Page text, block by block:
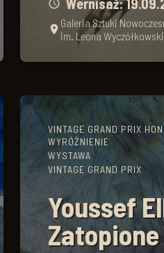
schedule Wernisaż:
place Galeria Sztuki
im. Leona
VINTAGE GRAND PRIX
WYRÓŻNIENIE
WYSTAWA
VINTAGE GRAND PRIX
Youssef